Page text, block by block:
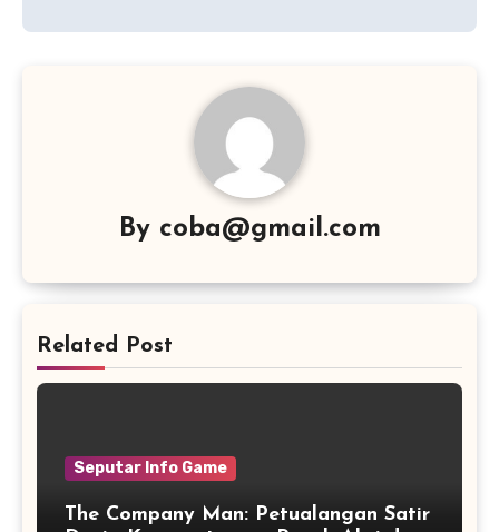
By coba@gmail.com
Related Post
Seputar Info Game
The Company Man: Petualangan Satir